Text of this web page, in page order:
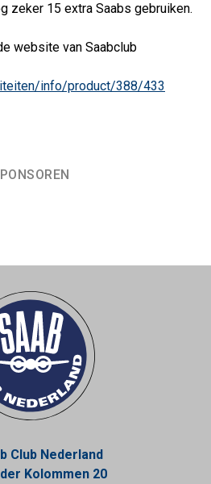
zeker 15 extra Saabs gebruiken.
website van Saabclub
info/product/388/433
Club Nederland
Kolommen 20